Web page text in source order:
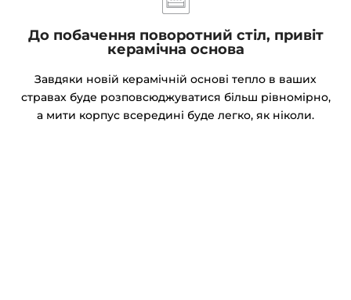
До побачення поворотний стіл, привіт
керамічна основа
Завдяки новій керамічній основі тепло в ваших
стравах буде розповсюджуватися більш рівномірно,
а мити корпус всередині буде легко, як ніколи.